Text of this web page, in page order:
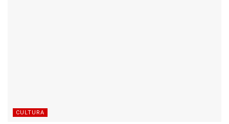
CULTURA